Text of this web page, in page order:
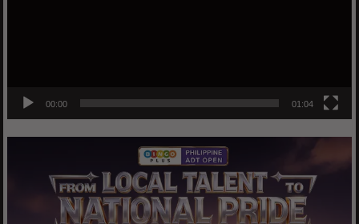
00:00 01:04